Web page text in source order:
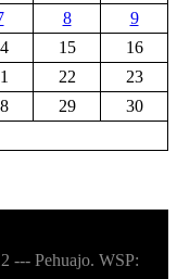
8
9
15
16
22
23
29
30
--- Pehuajo. WSP: